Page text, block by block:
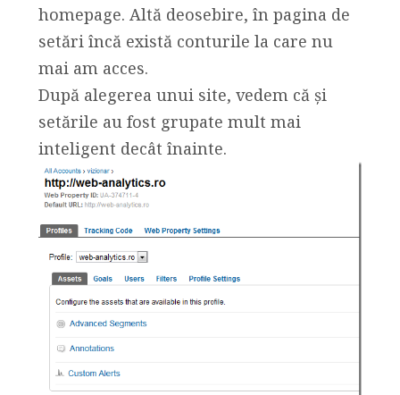
homepage. Altă deosebire, în pagina de
setări încă există conturile la care nu
mai am acces.
După alegerea unui site, vedem că și
setările au fost grupate mult mai
inteligent decât înainte.